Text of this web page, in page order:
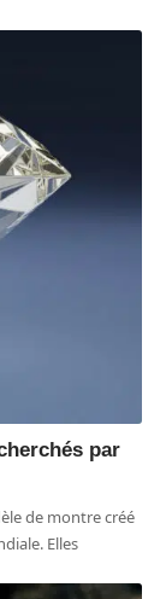
par
de montre créé
Elles